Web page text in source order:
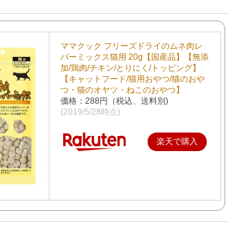
ママクック フリーズドライのムネ肉レ
バーミックス猫用 20g【国産品】【無添
加/鶏肉/チキン/とりにく/トッピング】
【キャットフード/猫用おやつ/猫のおや
つ・猫のオヤツ・ねこのおやつ】
価格：288円（税込、送料別)
(2019/5/28時点)
楽天で購入